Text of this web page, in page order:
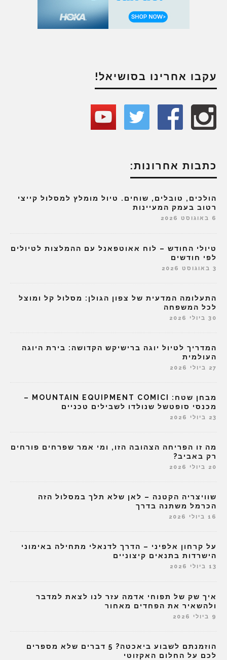
עקבו אחרינו בסושיאל!
כתבות אחרונות:
הולכים, טובלים, שוחים. טיול מומלץ למסלול קייצי
רטוב בעמק המעיינות
6 באוגוסט 2026
טיולי החודש – לוח אאוטפאנל עם ההמלצות לטיולים
לפי חודשים
3 באוגוסט 2026
התעלומה המדעית של צפון הגולן: מסלול קל ומוצל
לכל המשפחה
30 ביולי 2026
המדריך לטיול יוגה ברישיקש הקדושה: בירת היוגה
העולמית
27 ביולי 2026
מבחן שטח: MOUNTAIN EQUIPMENT COMICI –
מכנסי סופטשל שנולדו לשבילים טכניים
23 ביולי 2026
מה זו הפריחה הצהובה הזו, ומי אמר שפרחים פורחים
רק באביב?
20 ביולי 2026
שוויצריה הקטנה – לאן שלא תלך במסלול הזה
הכרמל משתנה בדרך
16 ביולי 2026
על קרחון אלפיני – הדרך לדנאלי מתחילה באימוני
הישרדות בתנאים קיצוניים
13 ביולי 2026
איך שק של תפוחי אדמה עזר לנו לצאת למדבר
ולהשאיר את הפחדים מאחור
9 ביולי 2026
הוזמנתם לשבוע ביאכטה? 5 דברים שלא מספרים
לכם על החלום האקזוטי